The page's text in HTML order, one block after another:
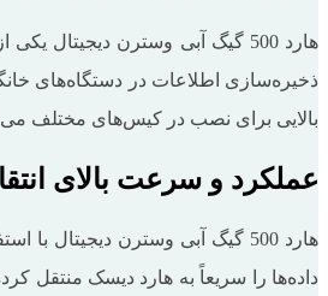
بالایی برای نصب در کیس‌های مختلف
عملکرد و سرعت بالای